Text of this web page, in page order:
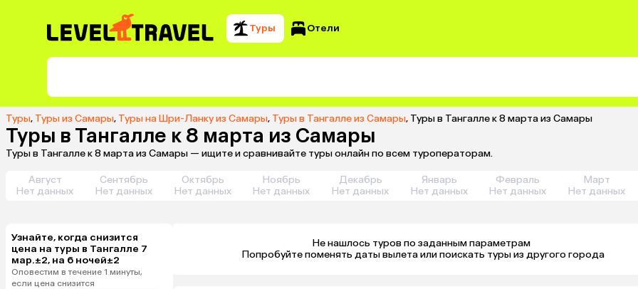
Туры Отели
Туры, Туры из Самары, Туры на Шри-Ланку из Самары, Туры в Тангалле из Самары, Туры в Тангалле к 8 марта из Самары
Туры в Тангалле к 8 марта из Самары
Туры в Тангалле к 8 марта из Самары — ищите и сравнивайте туры онлайн по всем туроператорам.
Август
Нет данных
Сентябрь
Нет данных
Октябрь
Нет данных
Ноябрь
Нет данных
Декабрь
Нет данных
Январь
Нет данных
Февраль
Нет данных
Март
Нет данных
Узнайте, когда снизится
цена на туры в Тангалле 7
мар.±2, на 6 ночей±2
Оповестим в течение 1 минуты,
если цена снизится
Не нашлось туров по заданным параметрам
Попробуйте поменять даты вылета или поискать туры из другого города